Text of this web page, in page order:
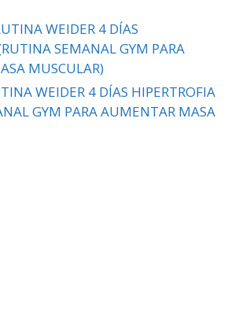
WEIDER 4 DÍAS
SEMANAL GYM PARA
MUSCULAR)
WEIDER 4 DÍAS HIPERTROFIA
GYM PARA AUMENTAR MASA